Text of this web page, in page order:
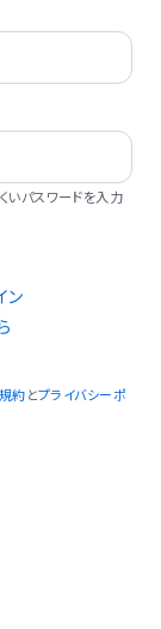
パスワードを入力
ン
約 とプライバシーポ